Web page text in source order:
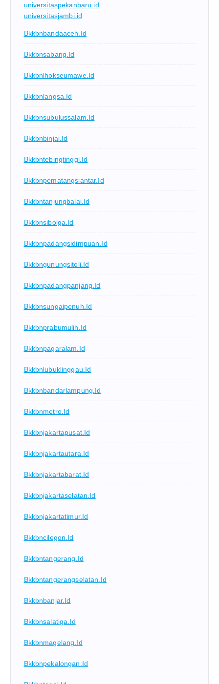
universitaspekanbaru.id
universitasjambi.id
Bkkbnbandaaceh.id
Bkkbnsabang.id
Bkkbnlhokseumawe.id
Bkkbnlangsa.id
Bkkbnsubulussalam.id
Bkkbnbinjai.id
Bkkbntebingtinggi.id
Bkkbnpematangsiantar.id
Bkkbntanjungbalai.id
Bkkbnsibolga.id
Bkkbnpadangsidimpuan.id
Bkkbngunungsitoli.id
Bkkbnpadangpanjang.id
Bkkbnsungaipenuh.id
Bkkbnprabumulih.id
Bkkbnpagaralam.id
Bkkbnlubuklinggau.id
Bkkbnbandarlampung.id
Bkkbnmetro.id
Bkkbnjakartapusat.id
Bkkbnjakartautara.id
Bkkbnjakartabarat.id
Bkkbnjakartaselatan.id
Bkkbnjakartatimur.id
Bkkbncilegon.id
Bkkbntangerang.id
Bkkbntangerangselatan.id
Bkkbnbanjar.id
Bkkbnsalatiga.id
Bkkbnmagelang.id
Bkkbnpekalongan.id